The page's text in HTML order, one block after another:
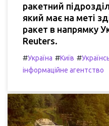
ракетний підрозділ
який має на меті
ракет в напрямку
Reuters.
#Україна #Київ #
інформаційне агентство